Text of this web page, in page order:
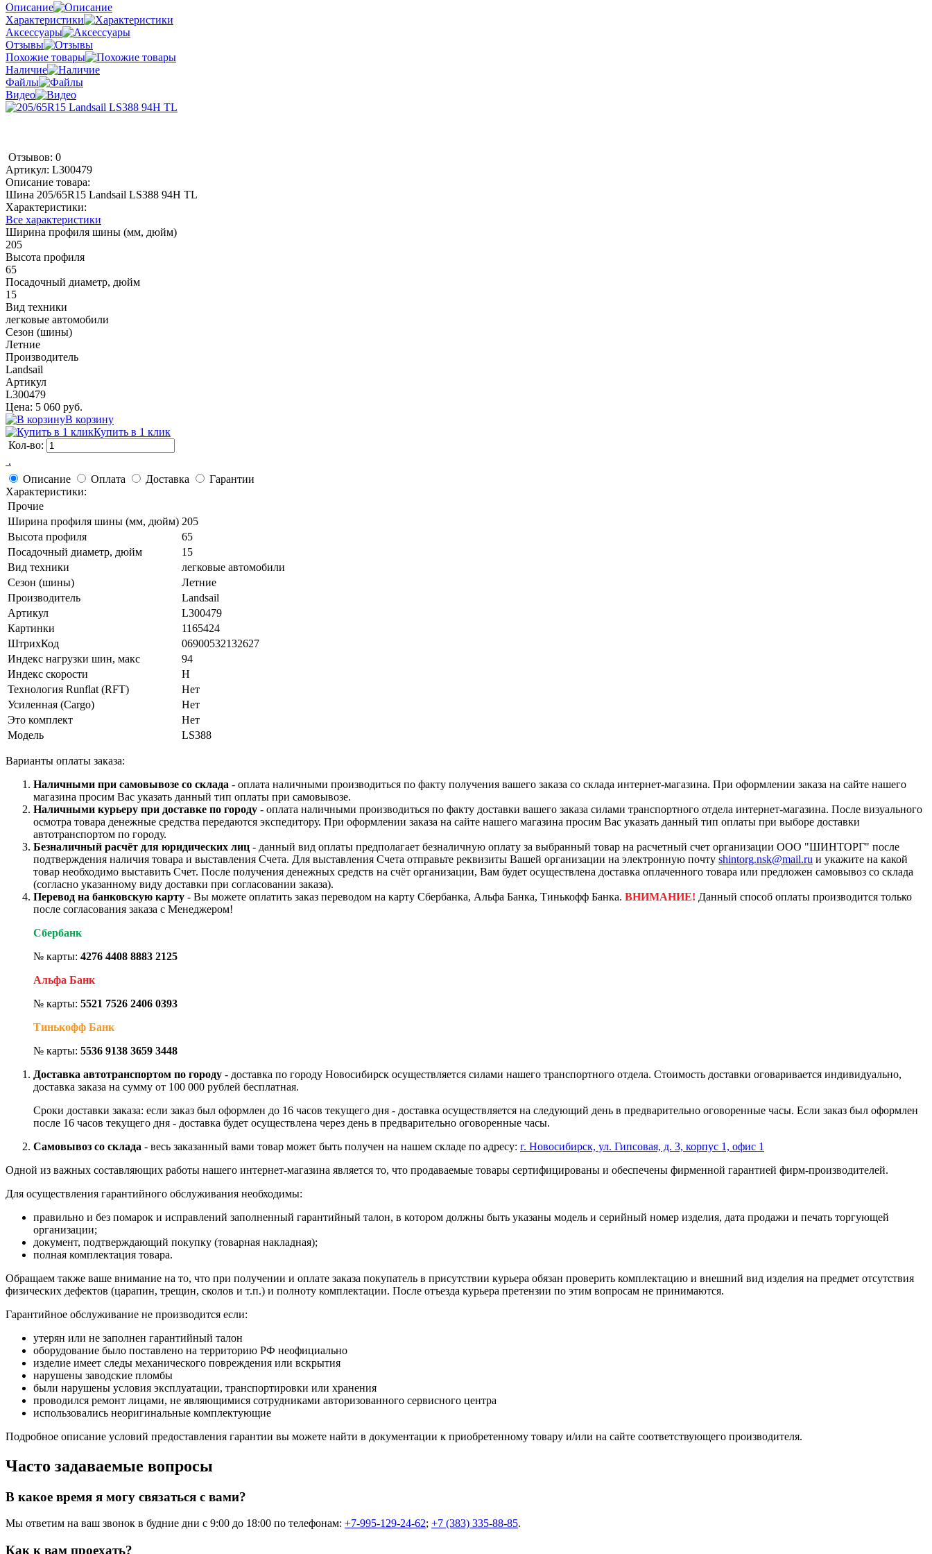
Описание
Характеристики
Аксессуары
Отзывы
Похожие товары
Наличие
Файлы
Видео
Отзывов: 0
Артикул: L300479
Описание товара:
Шина 205/65R15 Landsail LS388 94H TL
Характеристики:
Все характеристики
Ширина профиля шины (мм, дюйм)
205
Высота профиля
65
Посадочный диаметр, дюйм
15
Вид техники
легковые автомобили
Сезон (шины)
Летние
Производитель
Landsail
Артикул
L300479
Цена: 5 060 руб.
В корзину
Купить в 1 клик
Кол-во:
 .
Описание
Оплата Доставка
Гарантии
Характеристики:
Прочие
Ширина профиля шины (мм, дюйм) 205
Высота профиля
65
Посадочный диаметр, дюйм
15
Вид техники
легковые автомобили
Сезон (шины)
Летние
Производитель
Landsail
Артикул
L300479
Картинки
1165424
ШтрихКод
06900532132627
Индекс нагрузки шин, макс
94
Индекс скорости
H
Технология Runflat (RFT)
Нет
Усиленная (Cargo)
Нет
Это комплект
Нет
Модель
LS388
Варианты оплаты заказа:
Наличными при самовывозе со склада - оплата наличными производиться по факту получения вашего заказа со склада интернет-магазина. При оформлении заказа на сайте нашего
магазина просим Вас указать данный тип оплаты при самовывозе.
Наличными курьеру при доставке по городу - оплата наличными производиться по факту доставки вашего заказа силами транспортного отдела интернет-магазина. После визуального
осмотра товара денежные средства передаются экспедитору. При оформлении заказа на сайте нашего магазина просим Вас указать данный тип оплаты при выборе доставки
автотранспортом по городу.
Безналичный расчёт для юридических лиц - данный вид оплаты предполагает безналичную оплату за выбранный товар на расчетный счет организации ООО "ШИНТОРГ" после
подтверждения наличия товара и выставления Счета. Для выставления Счета отправьте реквизиты Вашей организации на электронную почту shintorg.nsk@mail.ru и укажите на какой
товар необходимо выставить Счет. После получения денежных средств на счёт организации, Вам будет осуществлена доставка оплаченного товара или предложен самовывоз со склада
(согласно указанному виду доставки при согласовании заказа).
Перевод на банковскую карту - Вы можете оплатить заказ переводом на карту Сбербанка, Альфа Банка, Тинькофф Банка. ВНИМАНИЕ! Данный способ оплаты производится только
после согласования заказа с Менеджером!
Сбербанк
№ карты: 4276 4408 8883 2125
Альфа Банк
№ карты: 5521 7526 2406 0393
Тинькофф Банк
№ карты: 5536 9138 3659 3448
Доставка автотранспортом по городу - доставка по городу Новосибирск осуществляется силами нашего транспортного отдела. Стоимость доставки оговаривается индивидуально,
доставка заказа на сумму от 100 000 рублей бесплатная.
Сроки доставки заказа: если заказ был оформлен до 16 часов текущего дня - доставка осуществляется на следующий день в предварительно оговоренные часы. Если заказ был оформлен
после 16 часов текущего дня - доставка будет осуществлена через день в предварительно оговоренные часы.
Самовывоз со склада - весь заказанный вами товар может быть получен на нашем складе по адресу: г. Новосибирск, ул. Гипсовая, д. 3, корпус 1, офис 1
Одной из важных составляющих работы нашего интернет-магазина является то, что продаваемые товары сертифицированы и обеспечены фирменной гарантией фирм-производителей.
Для осуществления гарантийного обслуживания необходимы:
правильно и без помарок и исправлений заполненный гарантийный талон, в котором должны быть указаны модель и серийный номер изделия, дата продажи и печать торгующей
организации;
документ, подтверждающий покупку (товарная накладная);
полная комплектация товара.
Обращаем также ваше внимание на то, что при получении и оплате заказа покупатель в присутствии курьера обязан проверить комплектацию и внешний вид изделия на предмет отсутствия
физических дефектов (царапин, трещин, сколов и т.п.) и полноту комплектации. После отъезда курьера претензии по этим вопросам не принимаются.
Гарантийное обслуживание не производится если:
утерян или не заполнен гарантийный талон
оборудование было поставлено на территорию РФ неофициально
изделие имеет следы механического повреждения или вскрытия
нарушены заводские пломбы
были нарушены условия эксплуатации, транспортировки или хранения
проводился ремонт лицами, не являющимися сотрудниками авторизованного сервисного центра
использовались неоригинальные комплектующие
Подробное описание условий предоставления гарантии вы можете найти в документации к приобретенному товару и/или на сайте соответствующего производителя.
Часто задаваемые вопросы
В какое время я могу связаться с вами?
Мы ответим на ваш звонок в будние дни с 9:00 до 18:00 по телефонам: +7-995-129-24-62; +7 (383) 335-88-85.
Как к вам проехать?